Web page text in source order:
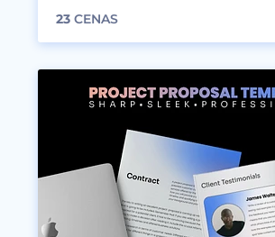
23 CENAS